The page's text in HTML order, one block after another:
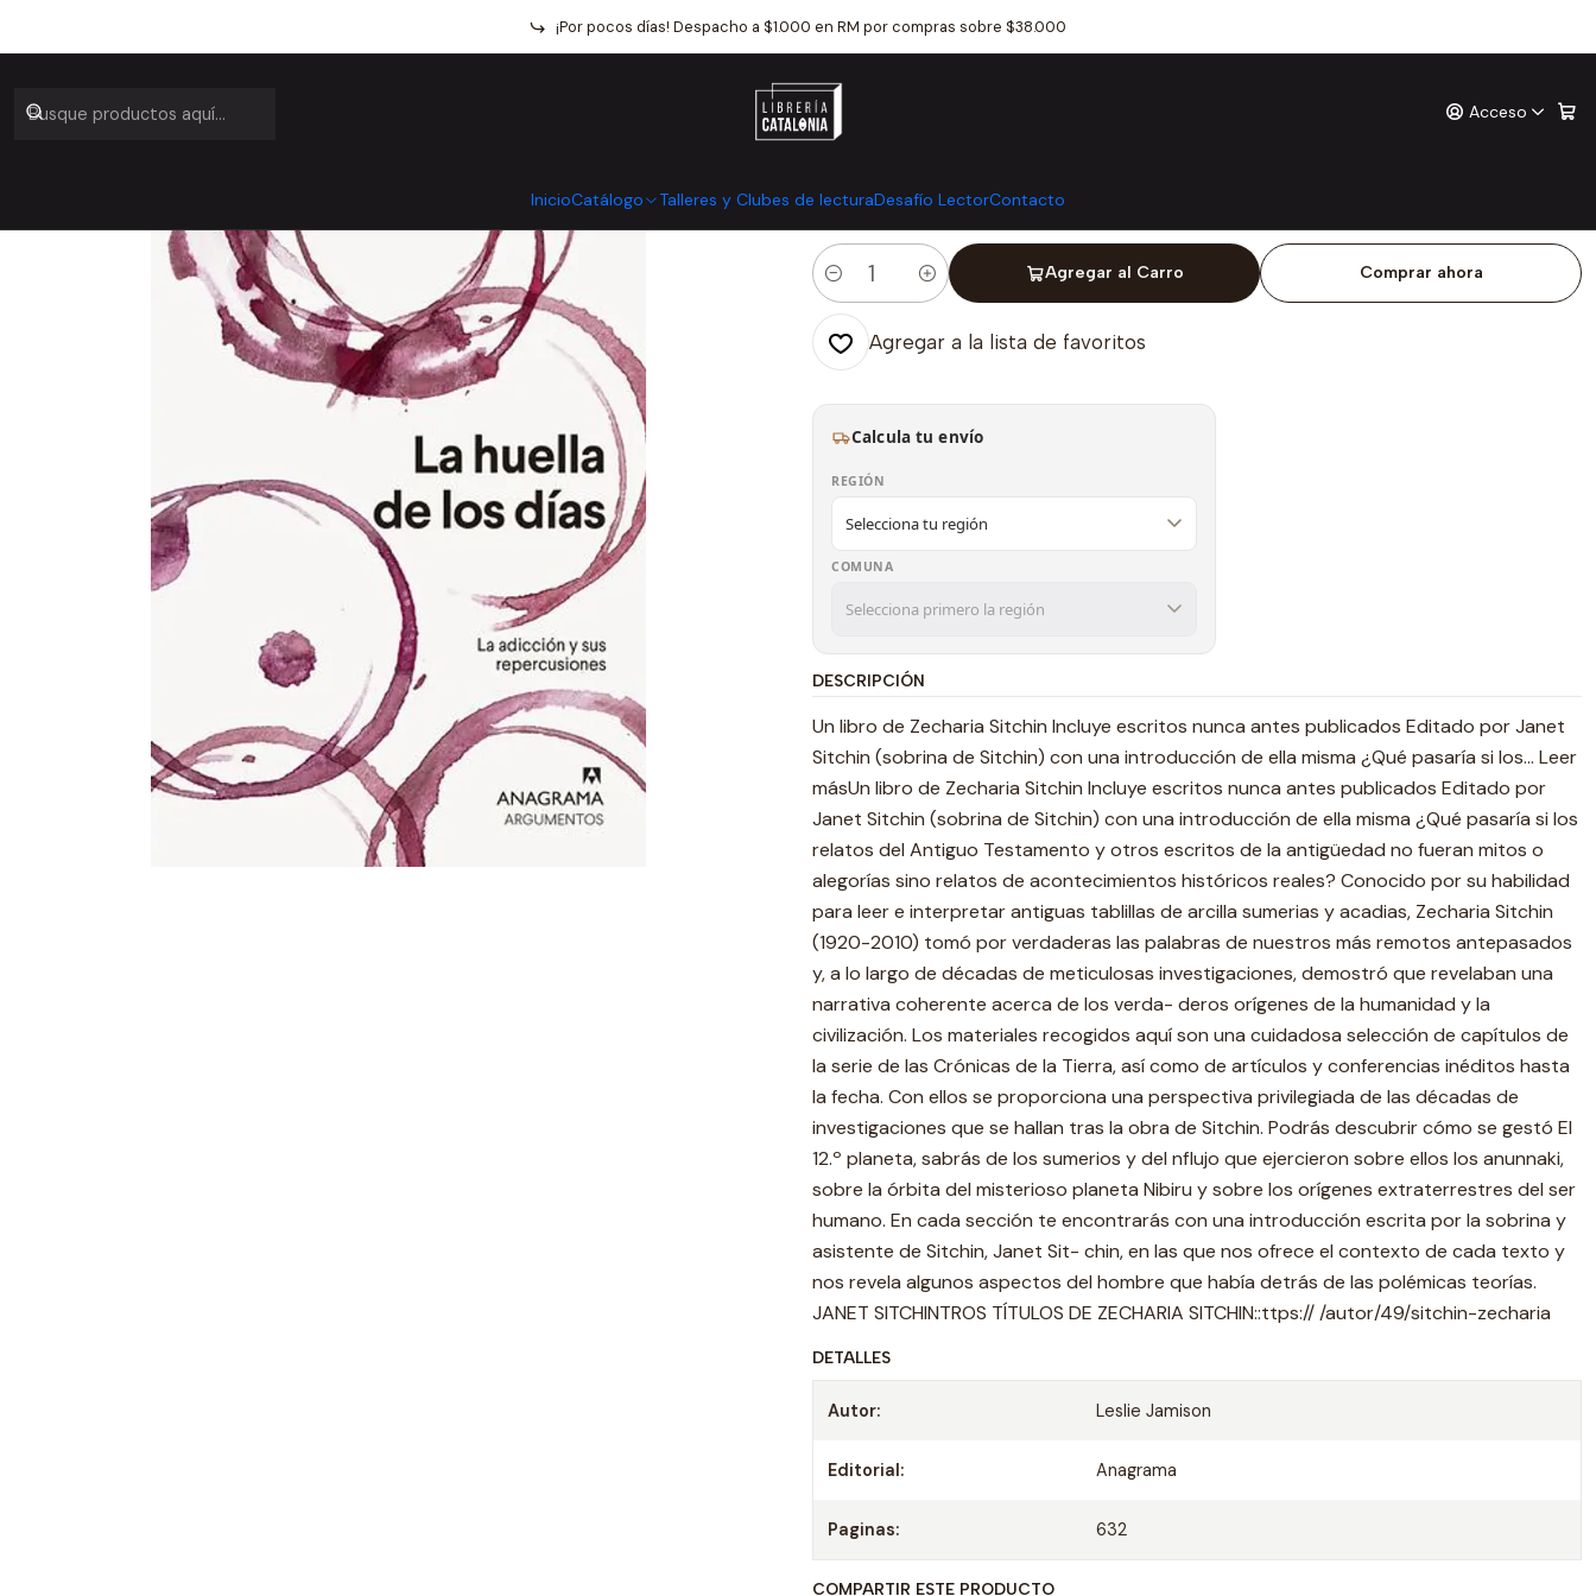
Acceso
InicioCatálogo Talleres y Clubes de lecturaDesafío LectorContacto
¡Por pocos días! Despacho a $1.000 en RM por compras sobre $38.000
Inicio Catálogo Crónica y Ensayo Ensayo La Huella De Los Dias
|
La Huella De Los Dias
Mostrar stock de ubicaciones
Cantidad
Agregar al Carro Comprar ahora
Agregar a la lista de favoritos
Calcula tu envío
REGIÓN
COMUNA
DESCRIPCIÓN
Un libro de Zecharia Sitchin Incluye escritos nunca antes publicados Editado por Janet
Sitchin (sobrina de Sitchin) con una introducción de ella misma ¿Qué pasaría si los... Leer
másUn libro de Zecharia Sitchin Incluye escritos nunca antes publicados Editado por
Janet Sitchin (sobrina de Sitchin) con una introducción de ella misma ¿Qué pasaría si los
relatos del Antiguo Testamento y otros escritos de la antigüedad no fueran mitos o
alegorías sino relatos de acontecimientos históricos reales? Conocido por su habilidad
para leer e interpretar antiguas tablillas de arcilla sumerias y acadias, Zecharia Sitchin
(1920-2010) tomó por verdaderas las palabras de nuestros más remotos antepasados
y, a lo largo de décadas de meticulosas investigaciones, demostró que revelaban una
narrativa coherente acerca de los verda- deros orígenes de la humanidad y la
civilización. Los materiales recogidos aquí son una cuidadosa selección de capítulos de
la serie de las Crónicas de la Tierra, así como de artículos y conferencias inéditos hasta
la fecha. Con ellos se proporciona una perspectiva privilegiada de las décadas de
investigaciones que se hallan tras la obra de Sitchin. Podrás descubrir cómo se gestó El
12.º planeta, sabrás de los sumerios y del nflujo que ejercieron sobre ellos los anunnaki,
sobre la órbita del misterioso planeta Nibiru y sobre los orígenes extraterrestres del ser
humano. En cada sección te encontrarás con una introducción escrita por la sobrina y
asistente de Sitchin, Janet Sit- chin, en las que nos ofrece el contexto de cada texto y
nos revela algunos aspectos del hombre que había detrás de las polémicas teorías.
JANET SITCHINTROS TÍTULOS DE ZECHARIA SITCHIN::ttps:// /autor/49/sitchin-zecharia
DETALLES
Autor: Leslie Jamison
Editorial: Anagrama
Paginas: 632
COMPARTIR ESTE PRODUCTO